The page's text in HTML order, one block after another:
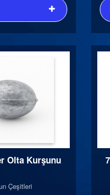
Olta Kurşunu
Çeşitleri